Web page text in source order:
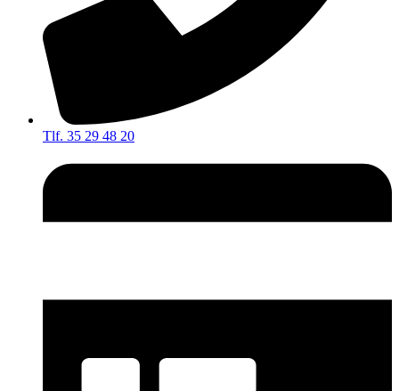
Tlf. 35 29 48 20